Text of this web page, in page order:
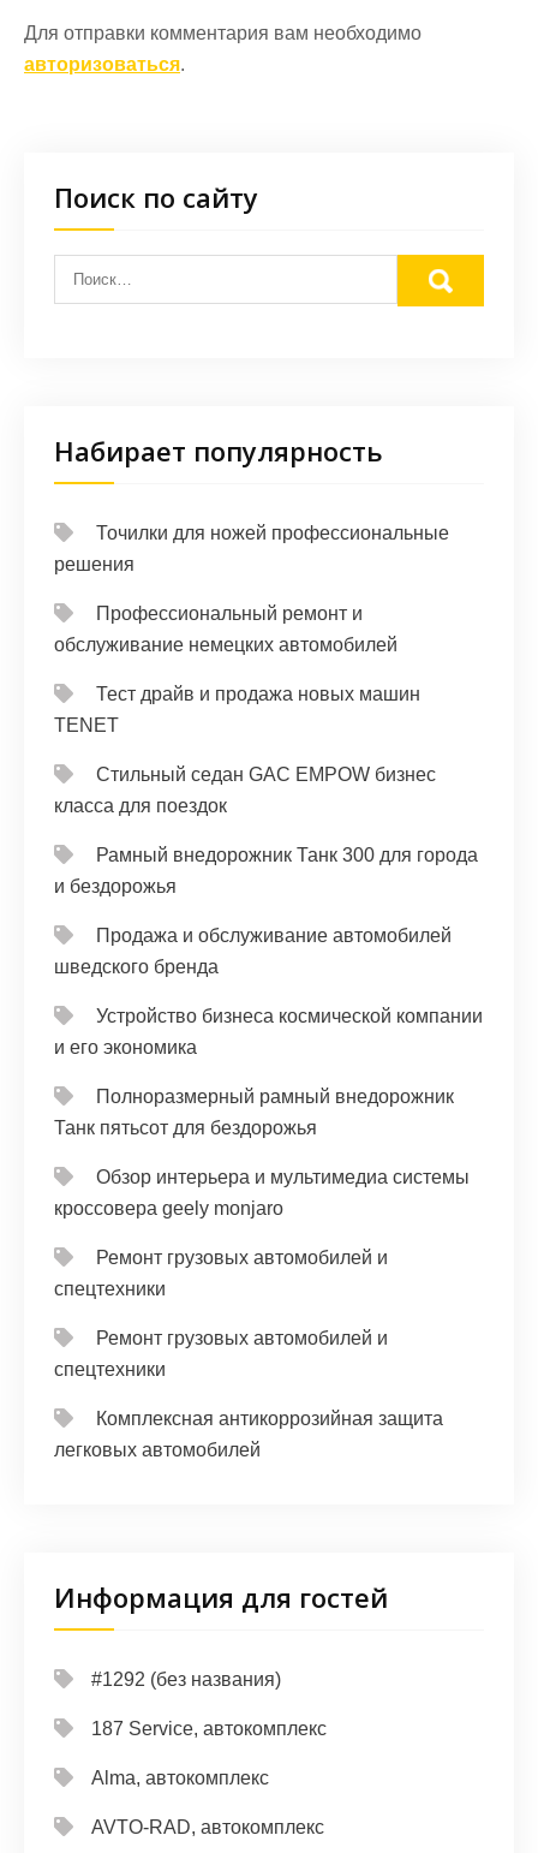
Для отправки комментария вам необходимо
авторизоваться.
Поиск по сайту
Набирает популярность
Точилки для ножей профессиональные
решения
Профессиональный ремонт и
обслуживание немецких автомобилей
Тест драйв и продажа новых машин
TENET
Стильный седан GAC EMPOW бизнес
класса для поездок
Рамный внедорожник Танк 300 для города
и бездорожья
Продажа и обслуживание автомобилей
шведского бренда
Устройство бизнеса космической компании
и его экономика
Полноразмерный рамный внедорожник
Танк пятьсот для бездорожья
Обзор интерьера и мультимедиа системы
кроссовера geely monjaro
Ремонт грузовых автомобилей и
спецтехники
Ремонт грузовых автомобилей и
спецтехники
Комплексная антикоррозийная защита
легковых автомобилей
Информация для гостей
#1292 (без названия)
187 Service, автокомплекс
Alma, автокомплекс
AVTO-RAD, автокомплекс